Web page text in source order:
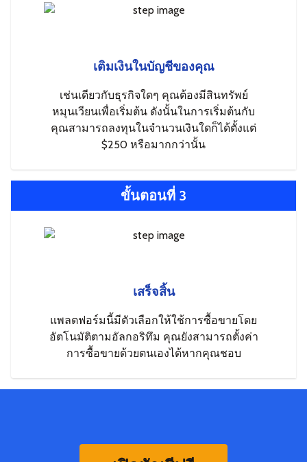
เติมเงินในบัญชีของคุณ
เช่นเดียวกับธุรกิจใดๆ คุณต้องมีสินทรัพย์
หมุนเวียนเพื่อเริ่มต้น ดังนั้นในการเริ่มต้นกับ
คุณสามารถลงทุนในจำนวนเงินใดก็ได้ตั้งแต่
$250 หรือมากกว่านั้น
ขั้นตอนที่ 3
เสร็จสิ้น
แพลตฟอร์มนี้มีตัวเลือกให้ใช้การซื้อขายโดย
อัตโนมัติตามอัลกอริทึม คุณยังสามารถตั้งค่า
การซื้อขายด้วยตนเองได้หากคุณชอบ